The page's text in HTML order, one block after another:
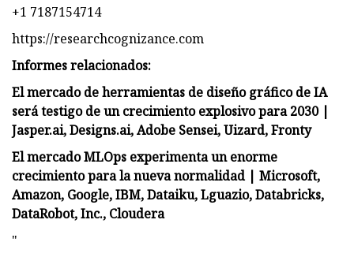
+1 7187154714
https://researchcognizance.com
Informes relacionados:
El mercado de herramientas de diseño gráfico de IA
será testigo de un crecimiento explosivo para 2030 |
Jasper.ai, Designs.ai, Adobe Sensei, Uizard, Fronty
El mercado MLOps experimenta un enorme
crecimiento para la nueva normalidad | Microsoft,
Amazon, Google, IBM, Dataiku, Lguazio, Databricks,
DataRobot, Inc., Cloudera
"